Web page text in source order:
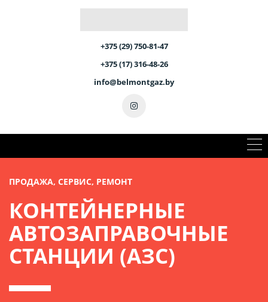
+375 (29) 750-81-47
+375 (17) 316-48-26
info@belmontgaz.by
ПРОДАЖА, СЕРВИС, РЕМОНТ
КОНТЕЙНЕРНЫЕ
АВТОЗАПРАВОЧНЫЕ
СТАНЦИИ (АЗС)